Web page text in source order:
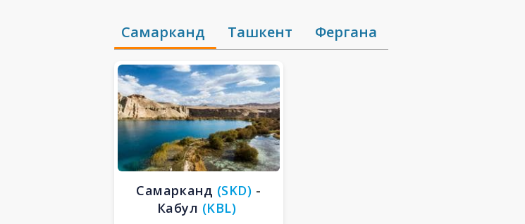
Самарканд Ташкент Фергана
Самарканд (SKD) -
Кабул (KBL)